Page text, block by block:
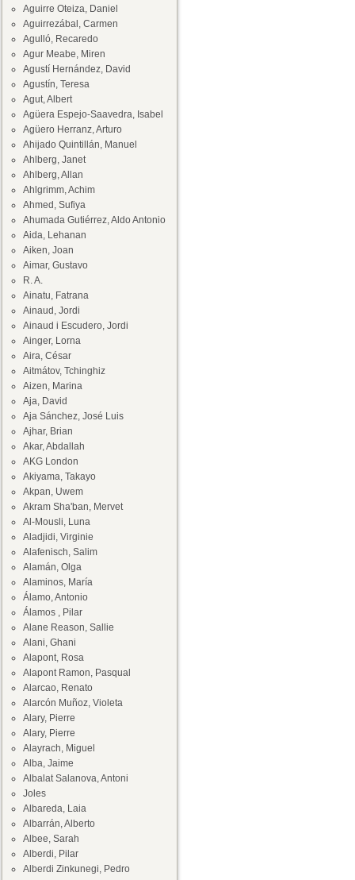
Aguirre Oteiza, Daniel
Aguirrezábal, Carmen
Agulló, Recaredo
Agur Meabe, Miren
Agustí Hernández, David
Agustín, Teresa
Agut, Albert
Agüera Espejo-Saavedra, Isabel
Agüero Herranz, Arturo
Ahijado Quintillán, Manuel
Ahlberg, Janet
Ahlberg, Allan
Ahlgrimm, Achim
Ahmed, Sufiya
Ahumada Gutiérrez, Aldo Antonio
Aida, Lehanan
Aiken, Joan
Aimar, Gustavo
R. A.
Ainatu, Fatrana
Ainaud, Jordi
Ainaud i Escudero, Jordi
Ainger, Lorna
Aira, César
Aitmátov, Tchinghiz
Aizen, Marina
Aja, David
Aja Sánchez, José Luis
Ajhar, Brian
Akar, Abdallah
AKG London
Akiyama, Takayo
Akpan, Uwem
Akram Sha'ban, Mervet
Al-Mousli, Luna
Aladjidi, Virginie
Alafenisch, Salim
Alamán, Olga
Alaminos, María
Álamo, Antonio
Álamos , Pilar
Alane Reason, Sallie
Alani, Ghani
Alapont, Rosa
Alapont Ramon, Pasqual
Alarcao, Renato
Alarcón Muñoz, Violeta
Alary, Pierre
Alary, Pierre
Alayrach, Miguel
Alba, Jaime
Albalat Salanova, Antoni
Joles
Albareda, Laia
Albarrán, Alberto
Albee, Sarah
Alberdi, Pilar
Alberdi Zinkunegi, Pedro